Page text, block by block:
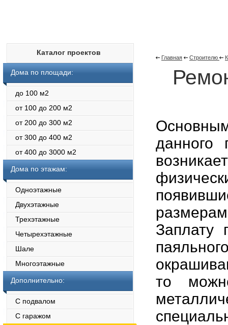
Каталог проектов
Дома по площади:
до 100 м2
от 100 до 200 м2
от 200 до 300 м2
от 300 до 400 м2
от 400 до 3000 м2
Дома по этажам:
Одноэтажные
Двухэтажные
Трехэтажные
Четырехэтажные
Шале
Многоэтажные
Дополнительно:
С подвалом
С гаражом
Главная Строителю
данного
Заплату
то